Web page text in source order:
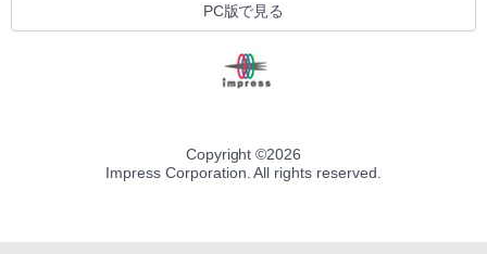
PC版で見る
Copyright ©2026
Impress Corporation. All rights reserved.